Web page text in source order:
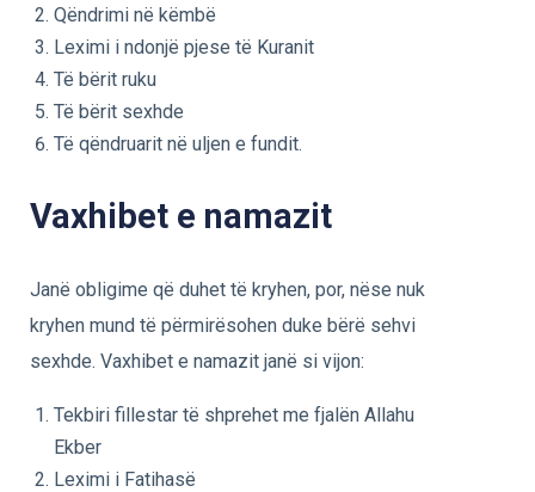
Qëndrimi në këmbë
Leximi i ndonjë pjese të Kuranit
Të bërit ruku
Të bërit sexhde
Të qëndruarit në uljen e fundit.
Vaxhibet e namazit
Janë obligime që duhet të kryhen, por, nëse nuk
kryhen mund të përmirësohen duke bërë sehvi
sexhde. Vaxhibet e namazit janë si vijon:
Tekbiri fillestar të shprehet me fjalën Allahu
Ekber
Leximi i Fatihasë